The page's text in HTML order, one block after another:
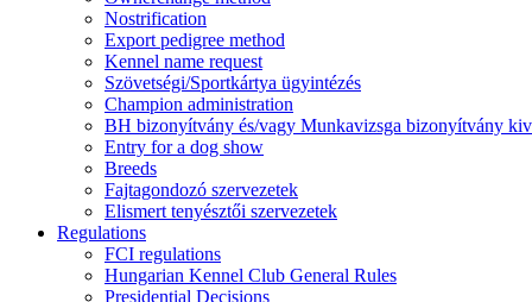
Nostrification
Export pedigree method
Kennel name request
Szövetségi/Sportkártya ügyintézés
Champion administration
BH bizonyítvány és/vagy Munkavizsga bizonyítvány
Entry for a dog show
Breeds
Fajtagondozó szervezetek
Elismert tenyésztői szervezetek
Regulations
FCI regulations
Hungarian Kennel Club General Rules
Presidential Decisions